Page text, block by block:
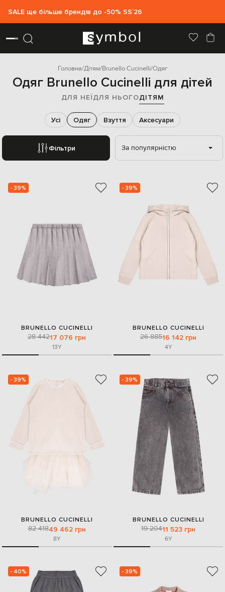
SALE ще більше брендів до -50% SS`26
Головна Дітям Brunello Cucinelli Одяг
Одяг Brunello Cucinelli для дітей
ДЛЯ НЕЇДЛЯ НЬОГОДІТЯМ
Фільтри
Усі Одяг Взуття Аксесуари
За популярністю
- 39%
BRUNELLO CUCINELLI
28 44217 076 грн
13Y
- 39%
BRUNELLO CUCINELLI
26 88516 142 грн
4Y
- 39%
BRUNELLO CUCINELLI
82 41849 462 грн
8Y
- 39%
BRUNELLO CUCINELLI
19 20411 523 грн
6Y
- 40% - 39%